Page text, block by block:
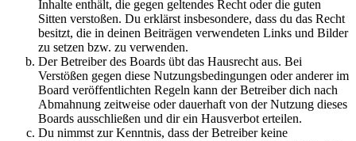
Inhalte enthält, die gegen geltendes Recht oder die guten
Sitten verstoßen. Du erklärst insbesondere, dass du das Recht
besitzt, die in deinen Beiträgen verwendeten Links und Bilder
zu setzen bzw. zu verwenden.
Der Betreiber des Boards übt das Hausrecht aus. Bei
Verstößen gegen diese Nutzungsbedingungen oder anderer im
Board veröffentlichten Regeln kann der Betreiber dich nach
Abmahnung zeitweise oder dauerhaft von der Nutzung dieses
Boards ausschließen und dir ein Hausverbot erteilen.
Du nimmst zur Kenntnis, dass der Betreiber keine